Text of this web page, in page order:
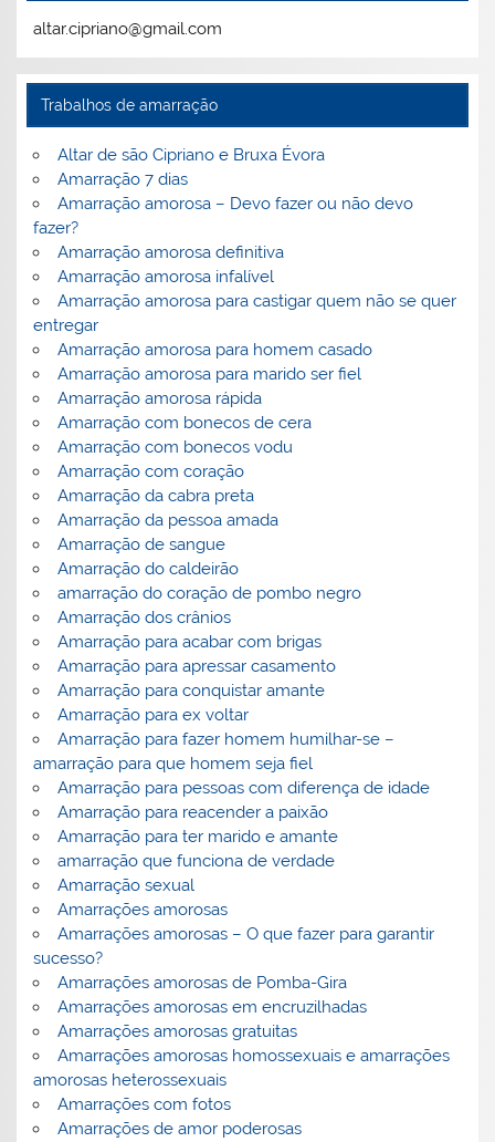
altar.cipriano@gmail.com
Trabalhos de amarração
Altar de são Cipriano e Bruxa Évora
Amarração 7 dias
Amarração amorosa – Devo fazer ou não devo
fazer?
Amarração amorosa definitiva
Amarração amorosa infalível
Amarração amorosa para castigar quem não se quer
entregar
Amarração amorosa para homem casado
Amarração amorosa para marido ser fiel
Amarração amorosa rápida
Amarração com bonecos de cera
Amarração com bonecos vodu
Amarração com coração
Amarração da cabra preta
Amarração da pessoa amada
Amarração de sangue
Amarração do caldeirão
amarração do coração de pombo negro
Amarração dos crânios
Amarração para acabar com brigas
Amarração para apressar casamento
Amarração para conquistar amante
Amarração para ex voltar
Amarração para fazer homem humilhar-se –
amarração para que homem seja fiel
Amarração para pessoas com diferença de idade
Amarração para reacender a paixão
Amarração para ter marido e amante
amarração que funciona de verdade
Amarração sexual
Amarrações amorosas
Amarrações amorosas – O que fazer para garantir
sucesso?
Amarrações amorosas de Pomba-Gira
Amarrações amorosas em encruzilhadas
Amarrações amorosas gratuitas
Amarrações amorosas homossexuais e amarrações
amorosas heterossexuais
Amarrações com fotos
Amarrações de amor poderosas